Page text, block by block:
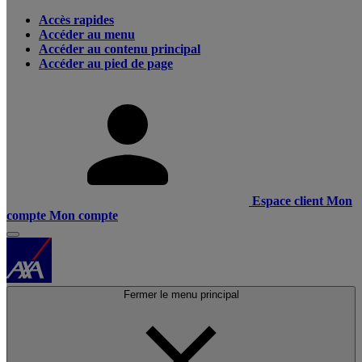
Accès rapides
Accéder au menu
Accéder au contenu principal
Accéder au pied de page
Espace client Mon
compte Mon compte
Fermer le menu principal